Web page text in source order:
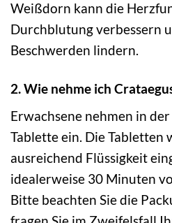
Weißdorn kann die
Durchblutung verbessern
Beschwerden lindern.
2. Wie nehme ich
Erwachsene nehmen in
Tablette ein. Die
ausreichend Flüssigkeit
idealerweise 30 Minuten
Bitte beachten Sie die